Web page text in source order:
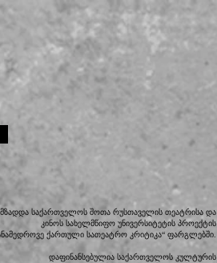
საქართველოს შოთა რუსთაველის თეატრისა და
კინოს სახელმწიფო უნივერსიტეტის პროექტის
ქართული სათეატრო კრიტიკა“ ფარგლებში.
დაფინანსებულია საქართველოს კულტურის